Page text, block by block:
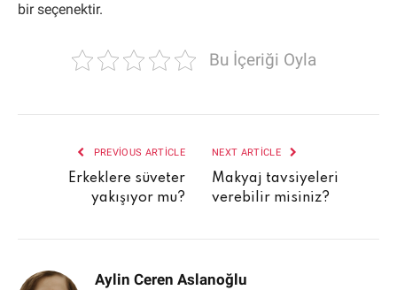
bir seçenektir.
Bu İçeriği Oyla
PREVIOUS ARTICLE
Erkeklere süveter
yakışıyor mu?
NEXT ARTICLE
Makyaj tavsiyeleri
verebilir misiniz?
Aylin Ceren Aslanoğlu